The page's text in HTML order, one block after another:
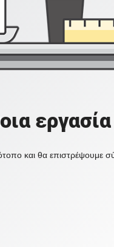
και θα επιστρέψουμε